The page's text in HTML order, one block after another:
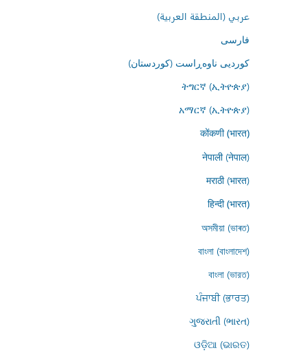
عربي (المنطقة العربية)
فارسى
کوردیی ناوەڕاست (کوردستان)
ትግርኛ (ኢትዮጵያ)
አማርኛ (ኢትዮጵያ)
कोंकणी (भारत)
नेपाली (नेपाल)
मराठी (भारत)
हिन्दी (भारत)
অসমীয়া (ভাৰত)
বাংলা (বাংলাদেশ)
বাংলা (ভারত)
ਪੰਜਾਬੀ (ਭਾਰਤ)
ગુજરાતી (ભારત)
ଓଡ଼ିଆ (ଭାରତ)